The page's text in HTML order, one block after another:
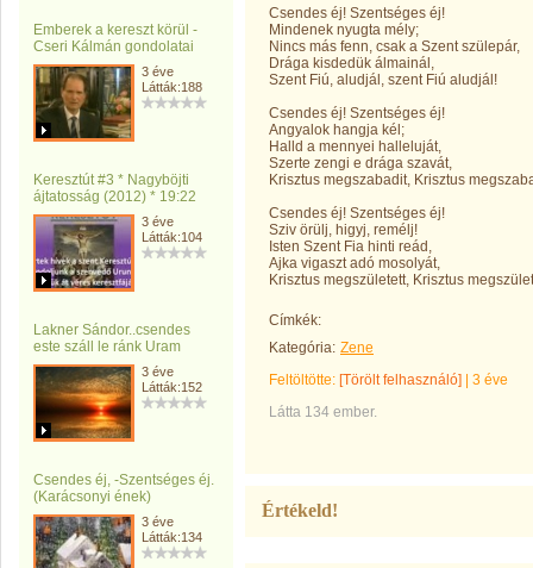
Emberek a kereszt körül -
Cseri Kálmán gondolatai
3 éve
Látták:188
Keresztút #3 * Nagyböjti
ájtatosság (2012) * 19:22
3 éve
Látták:104
Lakner Sándor..csendes
este száll le ránk Uram
3 éve
Látták:152
Csendes éj, -Szentséges éj.
(Karácsonyi ének)
3 éve
Látták:134
Csendes éj! Szentséges éj!
Mindenek nyugta mély;
Nincs más fenn, csak a Szent szülepár,
Drága kisdedük álmainál,
Szent Fiú, aludjál, szent Fiú aludjál!
Csendes éj! Szentséges éj!
Angyalok hangja kél;
Halld a mennyei halleluját,
Szerte zengi e drága szavát,
Krisztus megszabadit, Krisztus
Csendes éj! Szentséges éj!
Sziv örülj, higyj, remélj!
Isten Szent Fia hinti reád,
Ajka vigaszt adó mosolyát,
Krisztus megszületett, Krisztus
Címkék:
Kategória: Zene
Feltöltötte: [Törölt felhasználó]
3 éve
Látta 134 ember.
Értékeld!